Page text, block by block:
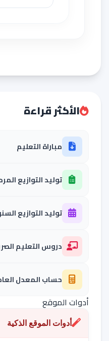
الأكثر قراءة
مباراة التعليم
توليد التوازيع
توليد التوازيع
دروس التعليم
حساب المعدل
أدوات الموقع
أدوات الموقع الذكية